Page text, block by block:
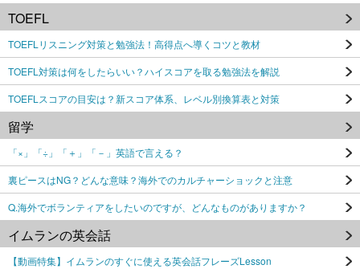
TOEFL
TOEFLリスニング対策と勉強法！高得点へ導くコツと教材
TOEFL対策は何をしたらいい？ハイスコアを取る勉強法を解説
TOEFLスコアの目安は？新スコア体系、レベル別換算表と対策
留学
「×」「÷」「＋」「－」英語で言える？
裏ピースはNG？どんな意味？海外でのカルチャーショックと注意
Q.海外でボランティアをしたいのですが、どんなものがありますか？
イムランの英会話
【動画特集】イムランのすぐに使える英会話フレーズLesson